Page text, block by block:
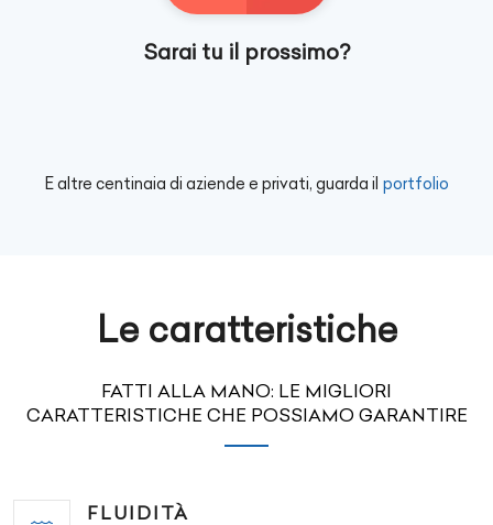
Sarai tu il prossimo?
E altre centinaia di aziende e privati, guarda il portfolio
Le caratteristiche
FATTI ALLA MANO: LE MIGLIORI
CARATTERISTICHE CHE POSSIAMO GARANTIRE
FLUIDITÀ